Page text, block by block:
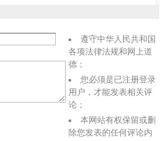
遵守中华人民共和国
各项法律法规和网上道
德；
您必须是已注册登录
用户，才能发表相关评
论；
本网站有权保留或删
除您发表的任何评论内